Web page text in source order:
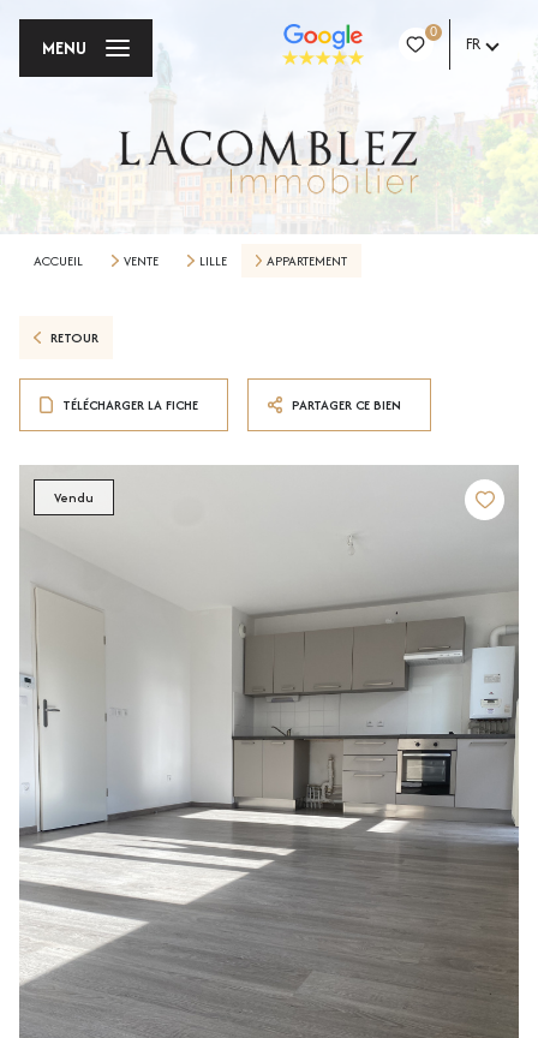
0
FR
MENU
ACCUEIL VENTE LILLE APPARTEMENT
RETOUR
TÉLÉCHARGER LA FICHE PARTAGER CE BIEN
Vendu